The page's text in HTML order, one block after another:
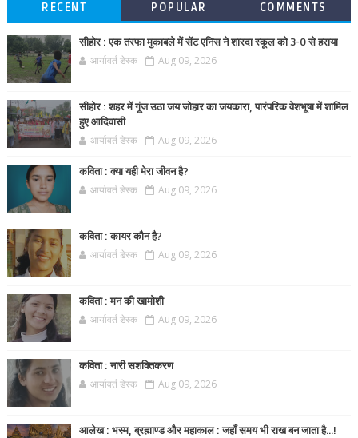
RECENT POPULAR COMMENTS
सीहोर : एक तरफा मुकाबले में सेंट एनिस ने शारदा स्कूल को 3-0 से हराया
आर्यावर्त डेस्क Aug 09, 2026
सीहोर : शहर में गूंज उठा जय जोहार का जयकारा, पारंपरिक वेशभूषा में शामिल
हुए आदिवासी
आर्यावर्त डेस्क Aug 09, 2026
कविता : क्या यही मेरा जीवन है?
आर्यावर्त डेस्क Aug 09, 2026
कविता : कायर कौन है?
आर्यावर्त डेस्क Aug 09, 2026
कविता : मन की खामोशी
आर्यावर्त डेस्क Aug 09, 2026
कविता : नारी सशक्तिकरण
आर्यावर्त डेस्क Aug 09, 2026
आलेख : भस्म, ब्रह्माण्ड और महाकाल : जहाँ समय भी राख बन जाता है...!